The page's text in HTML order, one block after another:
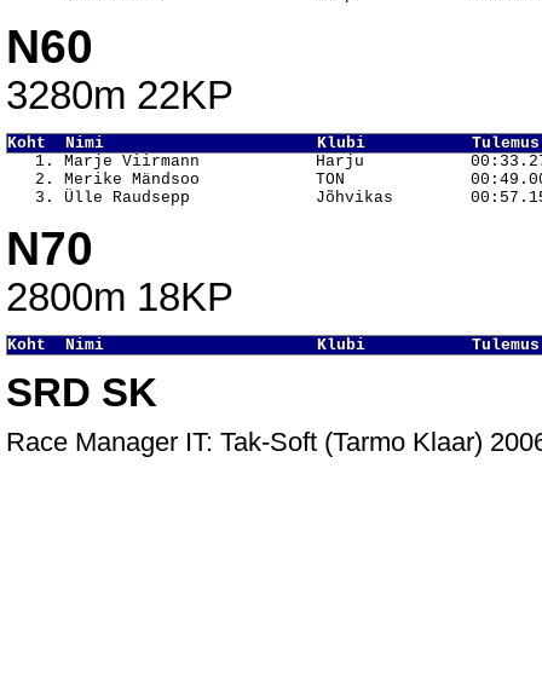
N60
3280m 22KP
Koht  Nimi                      Klubi
1. Marje Viirmann            Harju
2. Merike Mändsoo            TON
N70
2800m 18KP
Koht  Nimi                      Klubi
SRD SK
Race Manager IT: Tak-Soft (Tarmo Klaar)